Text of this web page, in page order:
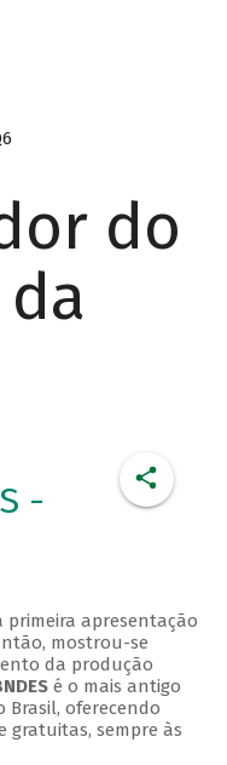
do
-
primeira apresentação
mostrou-se
da produção
é o mais antigo
oferecendo
gratuitas, sempre às